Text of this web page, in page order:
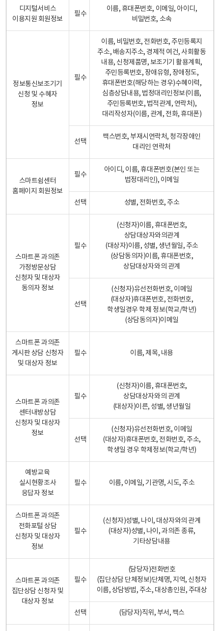
디지털서비스
이용지원 회원정보
필수
이름, 휴대폰번호, 이메일, 아이디,
비밀번호, 소속
정보통신보조기기
신청 및 수혜자
정보
필수
이름, 비밀번호, 전화번호, 주민등록지
주소, 배송지주소, 경제적 여건, 사회활동
내용, 신청제품명, 보조기기 활용계획,
주민등록번호, 장애유형, 장애정도,
휴대폰번호(해당하는 경우)수혜이력,
심층상담내용, 법정대리인정보(이름,
주민등록번호, 법적관계, 연락처),
대리작성자(이름, 관계, 전화, 휴대폰)
선택
팩스번호, 부재시연락처, 청각장애인
대리인 연락처
스마트쉼센터
홈페이지 회원정보
필수
아이디, 이름, 휴대폰번호(본인 또는
법정대리인), 이메일
선택 성별, 전화번호, 주소
스마트폰 과의존
가정방문상담
신청자 및 대상자
동의자 정보
필수
(신청자)이름, 휴대폰번호,
상담대상자와의관계
(대상자)이름, 성별, 생년월일, 주소
(상담동의자)이름, 휴대폰번호,
상담대상자와의 관계
선택
(신청자)유선전화번호, 이메일
(대상자)휴대폰번호, 전화번호,
학생일경우 학제 정보(학교/학년)
(상담동의자)이메일
스마트폰 과의존
게시판 상담 신청자
및 대상자 정보
필수 이름, 제목, 내용
스마트폰 과의존
센터내방상담
신청자 및 대상자
정보
필수
(신청자)이름, 휴대폰번호,
상담대상자와의 관계
(대상자)이른, 성별, 생년월일
선택
(신청자)유선전화번호, 이메일
(대상자)휴대폰번호, 전화번호, 주소,
학생일 경우 학제정보(학교/학년)
예방교육
실시현황조사
응답자 정보
필수 이름, 이메일, 기관명, 시도, 주소
스마트폰 과의존
전화포털 상담
신청자 및 대상자
정보
필수
(신청자)성별, 나이, 대상자와의 관계
(대상자)성별, 나이, 과의존 종류,
기타상담내용
스마트폰 과의존
집단상담 신청자 및
대상자 정보
필수
(담당자)전화번호
(집단상담 단체정보)단체명, 지역, 신청자
이름, 상담방법, 주소, 대상총인원, 주대상
선택 (담당자)직위, 부서, 팩스